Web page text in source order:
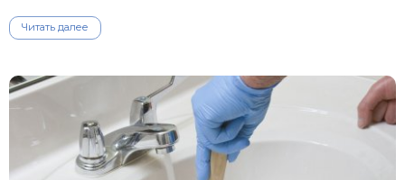
Читать далее